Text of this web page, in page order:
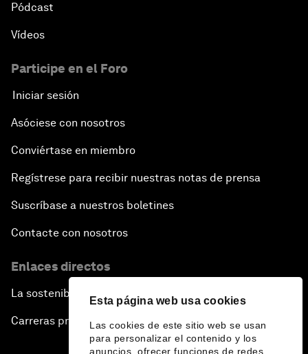
Esta página web usa cookies
Las cookies de este sitio web se usan
para personalizar el contenido y los
anuncios, ofrecer funciones de redes
Pódcast
Vídeos
Participe en el Foro
Iniciar sesión
Asóciese con nosotros
Conviértase en miembro
Regístrese para recibir nuestras notas de prensa
Suscríbase a nuestros boletines
Contacte con nosotros
Enlaces directos
La sostenibilidad en el Foro
Carreras profesionales